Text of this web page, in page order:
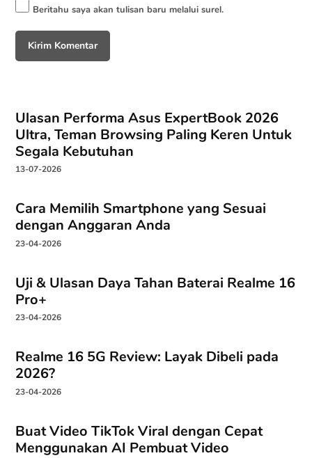
Beritahu saya akan tulisan baru melalui surel.
Ulasan Performa Asus ExpertBook 2026
Ultra, Teman Browsing Paling Keren Untuk
Segala Kebutuhan
13-07-2026
Cara Memilih Smartphone yang Sesuai
dengan Anggaran Anda
23-04-2026
Uji & Ulasan Daya Tahan Baterai Realme 16
Pro+
23-04-2026
Realme 16 5G Review: Layak Dibeli pada
2026?
23-04-2026
Buat Video TikTok Viral dengan Cepat
Menggunakan AI Pembuat Video